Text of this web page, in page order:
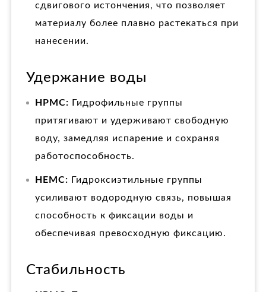
сдвигового истончения, что позволяет
материалу более плавно растекаться при
нанесении.
Удержание воды
HPMC: Гидрофильные группы
притягивают и удерживают свободную
воду, замедляя испарение и сохраняя
работоспособность.
HEMC: Гидроксиэтильные группы
усиливают водородную связь, повышая
способность к фиксации воды и
обеспечивая превосходную фиксацию.
Стабильность